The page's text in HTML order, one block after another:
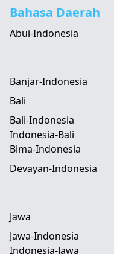
Bahasa Daerah
Abui-Indonesia
Banjar-Indonesia
Bali
Bali-Indonesia
Indonesia-Bali
Bima-Indonesia
Devayan-Indonesia
Jawa
Jawa-Indonesia
Indonesia-Jawa